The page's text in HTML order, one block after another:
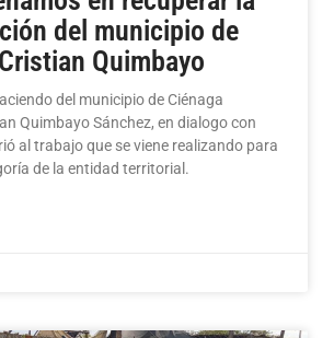
del municipio de
Quimbayo
del municipio de Ciénaga
Quimbayo Sánchez, en dialogo con
al trabajo que se viene realizando para
de la entidad territorial.